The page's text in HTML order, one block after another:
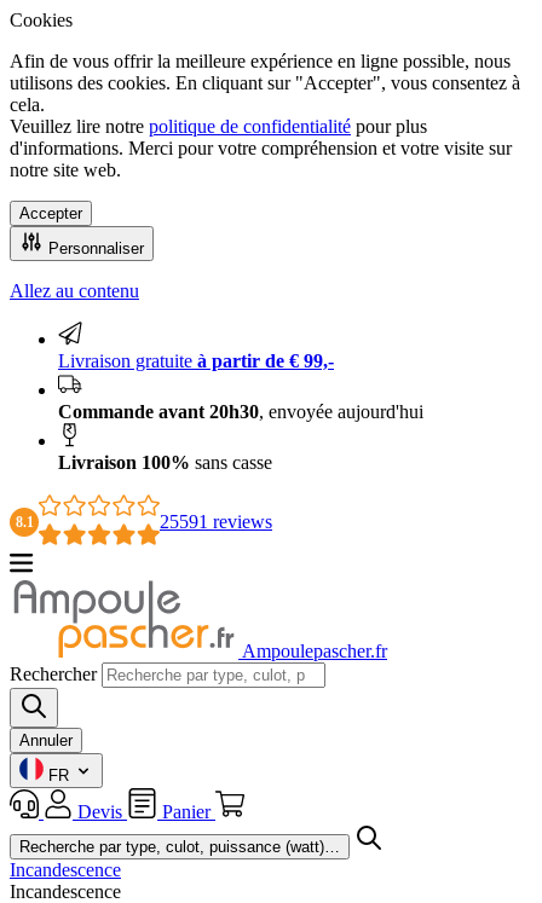
Cookies
Afin de vous offrir la meilleure expérience en ligne possible, nous
utilisons des cookies. En cliquant sur "Accepter", vous consentez à
cela.
Veuillez lire notre politique de confidentialité pour plus
d'informations. Merci pour votre compréhension et votre visite sur
notre site web.
Accepter
Personnaliser
Livraison 100% sans casse
Allez au contenu
Livraison gratuite à partir de € 99,-
Commande avant 20h30, envoyée aujourd'hui
Livraison 100% sans casse
8.1 25591 reviews
Ampoulepascher.fr
Rechercher
Annuler
FR
Devis Panier
Incandescence
Incandescence